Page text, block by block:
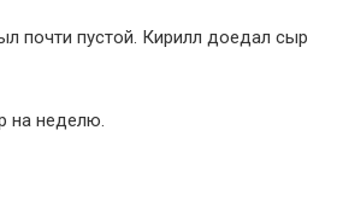
почти пустой. Кирилл доедал сыр
на неделю.